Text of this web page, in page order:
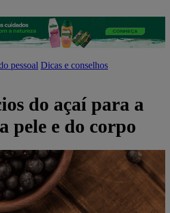
pessoal Dicas e conselhos
do açaí para a
pele e do corpo